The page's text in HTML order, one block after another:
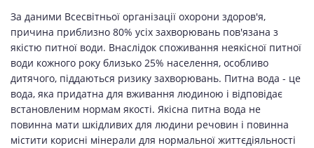
За даними Всесвітньої організації охорони здоров'я,
причина приблизно 80% усіх захворювань пов'язана з
якістю питної води. Внаслідок споживання неякісної питної
води кожного року близько 25% населення, особливо
дитячого, піддаються ризику захворювань. Питна вода - це
вода, яка придатна для вживання людиною і відповідає
встановленим нормам якості. Якісна питна вода не
повинна мати шкідливих для людини речовин і повинна
містити корисні мінерали для нормальної життєдіяльності